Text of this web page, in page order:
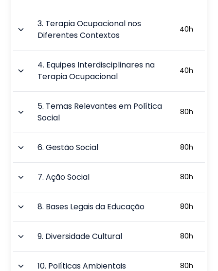
3. Terapia Ocupacional nos
Diferentes Contextos
40h
4. Equipes Interdisciplinares na
Terapia Ocupacional
40h
5. Temas Relevantes em Política
Social
80h
6.Gestão Social 80h
7.Ação Social 80h
8. Bases Legais da Educação 80h
9. Diversidade Cultural 80h
10. Políticas Ambientais 80h